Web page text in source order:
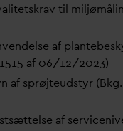
alitetskrav til
af
1515 af 06/12/2023)
af sprøjteudstyr
af